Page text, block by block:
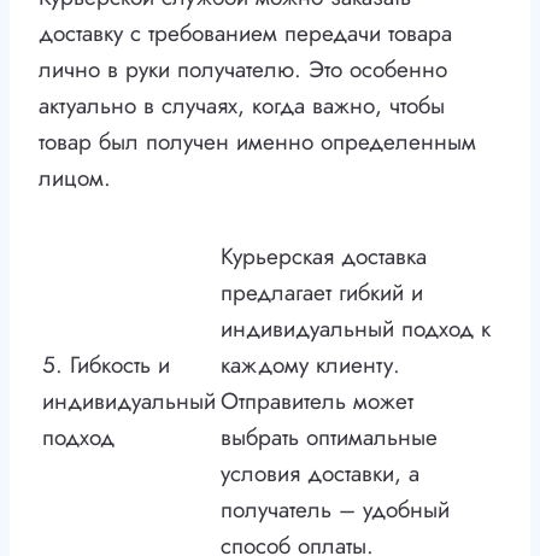
доставку с требованием передачи товара
лично в руки получателю. Это особенно
актуально в случаях, когда важно, чтобы
товар был получен именно определенным
лицом.
5. Гибкость и
индивидуальный
подход
Курьерская доставка
предлагает гибкий и
индивидуальный подход к
каждому клиенту.
Отправитель может
выбрать оптимальные
условия доставки, а
получатель – удобный
способ оплаты.